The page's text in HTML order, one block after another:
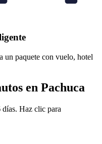
un paquete con vuelo, hotel
en Pachuca
días. Haz clic para